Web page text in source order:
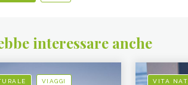
interessare anche
VIAGGI VITA